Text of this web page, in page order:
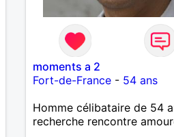
moments a 2
Fort-de-France - 54 ans
Homme célibataire de 54
recherche rencontre